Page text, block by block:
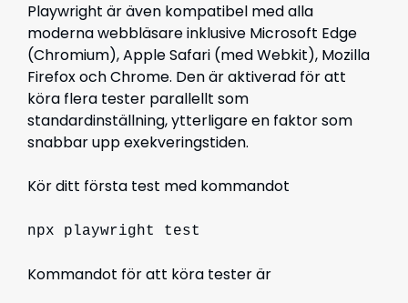
Playwright är även kompatibel med alla
moderna webbläsare inklusive Microsoft Edge
(Chromium), Apple Safari (med Webkit), Mozilla
Firefox och Chrome. Den är aktiverad för att
köra flera tester parallellt som
standardinställning, ytterligare en faktor som
snabbar upp exekveringstiden.
Kör ditt första test med kommandot
npx playwright test
Kommandot för att köra tester är